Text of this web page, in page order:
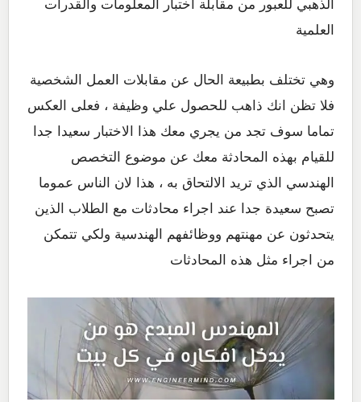
الذهبي للعبور من مقابلة اختبار المعلومات والقدرات
العلمية
وهي تختلف بطبيعة الحال عن مقابلات العمل الشخصية
فلا تظن انك ذاهب للحصول علي وظيفة ، فعلى العكس
تماما سوف تجد من يجري معك هذا الاختبار سعيدا جدا
للقيام بهذه المحادثة معك عن موضوع التخصص
الهندسي الذي تريد الالتحاق به ، هذا لان الناس عموما
تصبح سعيدة جدا عند اجراء محادثات مع الطلاب الذين
يتحدثون عن مهنتهم ووظائفهم الهندسية ولكي تتمكن
من اجراء مثل هذه المحادثات